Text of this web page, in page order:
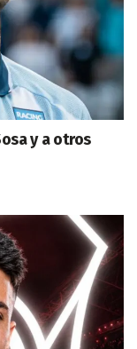
y a otros